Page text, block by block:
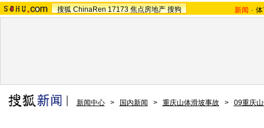
搜狐 ChinaRen 17173 焦点房地产 搜狗 新闻 -
新闻中心 > 国内新闻 > 重庆山体滑坡事故 > 09重庆